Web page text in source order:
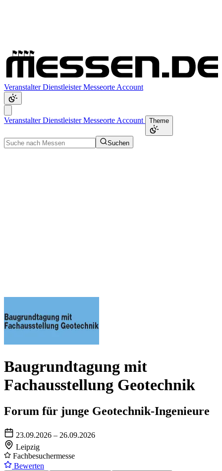
VeranstalterDienstleisterMesseorte Account
VeranstalterDienstleisterMesseorte Account Theme
Suchen
Baugrundtagung mit
Fachausstellung Geotechnik
Forum für junge Geotechnik-Ingenieure
23.09.2026 – 26.09.2026
Leipzig
Fachbesuchermesse
Bewerten